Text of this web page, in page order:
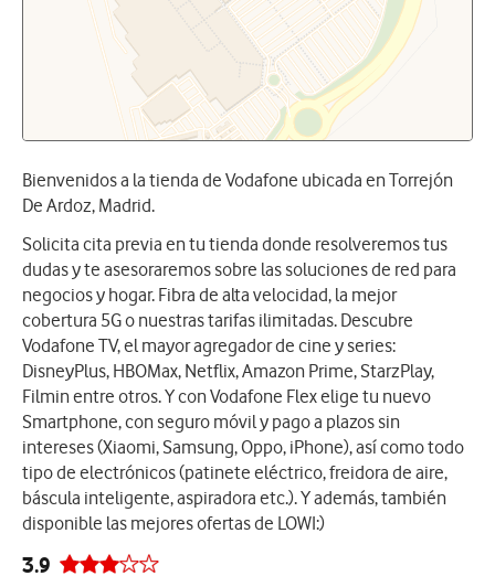
Bienvenidos a la tienda de Vodafone ubicada en Torrejón
De Ardoz, Madrid.
Solicita cita previa en tu tienda donde resolveremos tus
dudas y te asesoraremos sobre las soluciones de red para
negocios y hogar. Fibra de alta velocidad, la mejor
cobertura 5G o nuestras tarifas ilimitadas. Descubre
Vodafone TV, el mayor agregador de cine y series:
DisneyPlus, HBOMax, Netflix, Amazon Prime, StarzPlay,
Filmin entre otros. Y con Vodafone Flex elige tu nuevo
Smartphone, con seguro móvil y pago a plazos sin
intereses (Xiaomi, Samsung, Oppo, iPhone), así como todo
tipo de electrónicos (patinete eléctrico, freidora de aire,
báscula inteligente, aspiradora etc.). Y además, también
disponible las mejores ofertas de LOWI:)
3.9